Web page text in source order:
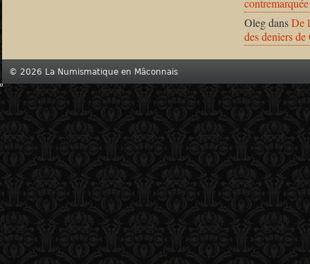
OlegdansDe
des deniers
© 2026 La Numismatique en Mâconnais